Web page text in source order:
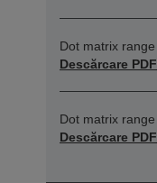
Dot matrix range
Descărcare PDF
Dot matrix range
Descărcare PDF